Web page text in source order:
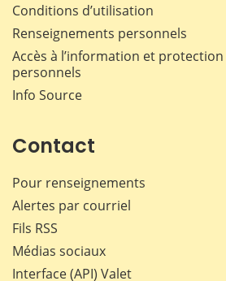
Conditions d’utilisation
Renseignements personnels
Accès à l’information et
personnels
Info Source
Contact
Pour renseignements
Alertes par courriel
Fils RSS
Médias sociaux
Interface (API) Valet